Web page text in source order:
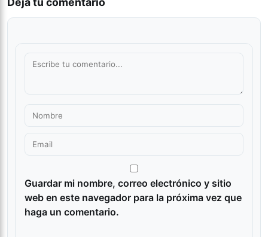
Guardar mi nombre, correo electrónico y sitio
web en este navegador para la próxima vez que
haga un comentario.